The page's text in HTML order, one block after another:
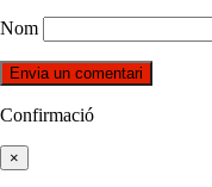
Nom
Confirmació
×